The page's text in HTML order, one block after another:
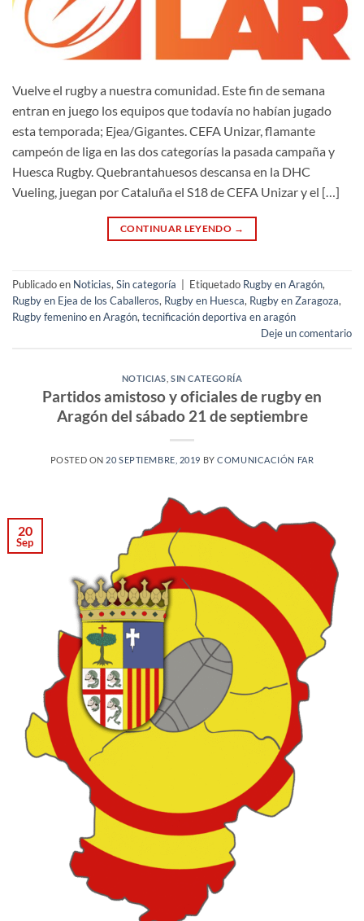
Vuelve el rugby a nuestra comunidad. Este fin de semana
entran en juego los equipos que todavía no habían jugado
esta temporada; Ejea/Gigantes. CEFA Unizar, flamante
campeón de liga en las dos categorías la pasada campaña y
Huesca Rugby. Quebrantahuesos descansa en la DHC
Vueling, juegan por Cataluña el S18 de CEFA Unizar y el […]
CONTINUAR LEYENDO →
Publicado en Noticias, Sin categoría Etiquetado Rugby en Aragón,
Rugby en Ejea de los Caballeros, Rugby en Huesca, Rugby en Zaragoza,
Rugby femenino en Aragón, tecnificación deportiva en aragón
Deje un comentario
NOTICIAS ,SIN CATEGORÍA
Partidos amistoso y oficiales de rugby en
Aragón del sábado 21 de septiembre
POSTED ON 20 SEPTIEMBRE, 2019 BYCOMUNICACIÓN FAR
20
Sep